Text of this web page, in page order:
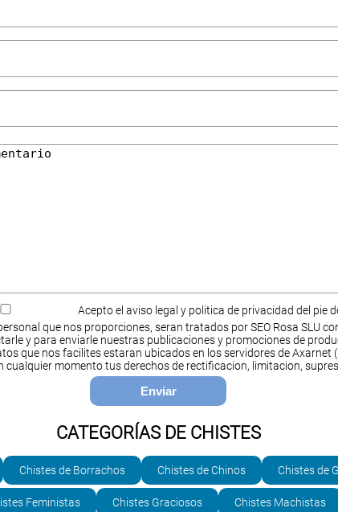
Acepto el aviso legal y politica de privacidad del pie
que nos proporciones, seran tratados por SEO Rosa SLU
y para enviarle nuestras publicaciones y promociones de
que nos facilites estaran ubicados en los servidores de
cualquier momento tus derechos de rectificacion, limitacion,
CATEGORÍAS DE CHISTES
Chistes de Borrachos Chistes de Chinos Chistes de
Feministas Chistes Graciosos Chistes Machistas